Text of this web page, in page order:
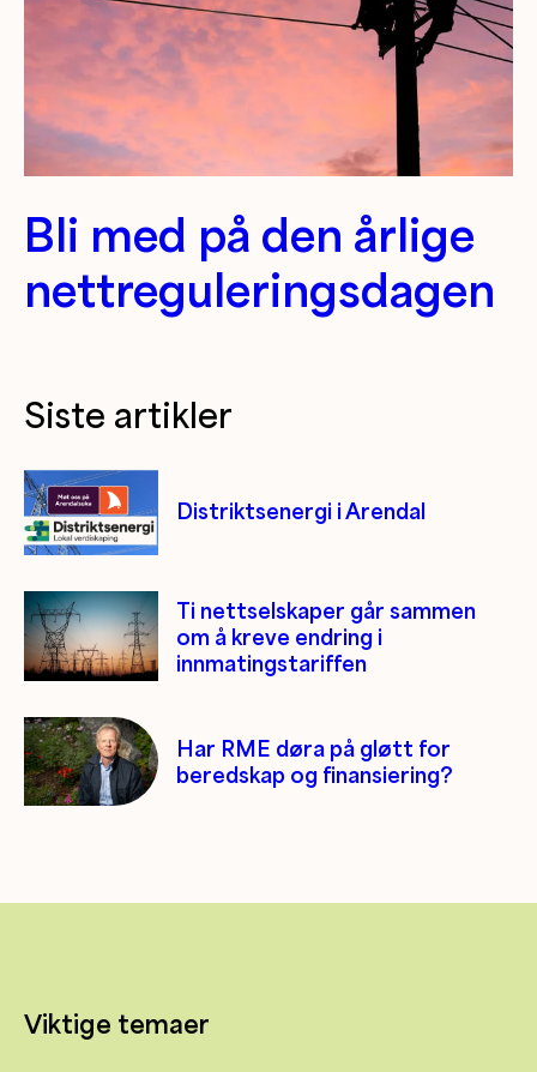
Bli med på den årlige
nettreguleringsdagen
Siste artikler
Distriktsenergi i Arendal
Ti nettselskaper går sammen
om å kreve endring i
innmatingstariffen
Har RME døra på gløtt for
beredskap og finansiering?
Viktige temaer